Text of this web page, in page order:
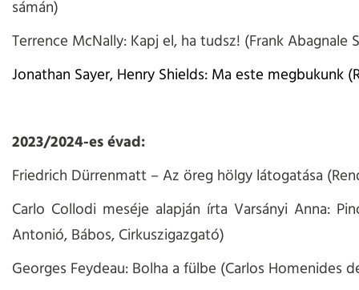
sámán)
Terrence McNally: Kapj el, ha tudsz! (Frank Abagnale
Jonathan Sayer, Henry Shields: Ma este megbukunk
2023/2024-es évad:
Friedrich Dürrenmatt – Az öreg hölgy látogatása
Carlo Collodi meséje alapján írta Varsányi Anna:
Antonió, Bábos, Cirkuszigazgató)
Georges Feydeau: Bolha a fülbe (Carlos Homenides